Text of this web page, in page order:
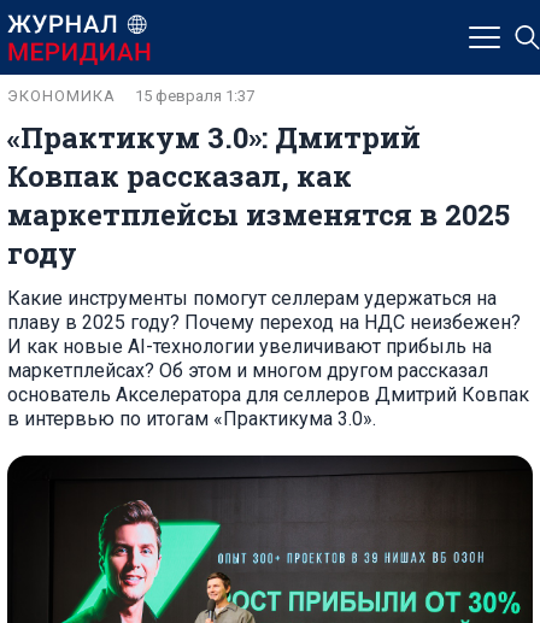
«Практикум 3.0»: Дмитрий
Ковпак рассказал, как
маркетплейсы изменятся в 2025
году
ЭКОНОМИКА 15 февраля 1:37
Какие инструменты помогут селлерам удержаться на
плаву в 2025 году? Почему переход на НДС неизбежен?
И как новые AI-технологии увеличивают прибыль на
маркетплейсах? Об этом и многом другом рассказал
основатель Акселератора для селлеров Дмитрий Ковпак
в интервью по итогам «Практикума 3.0».